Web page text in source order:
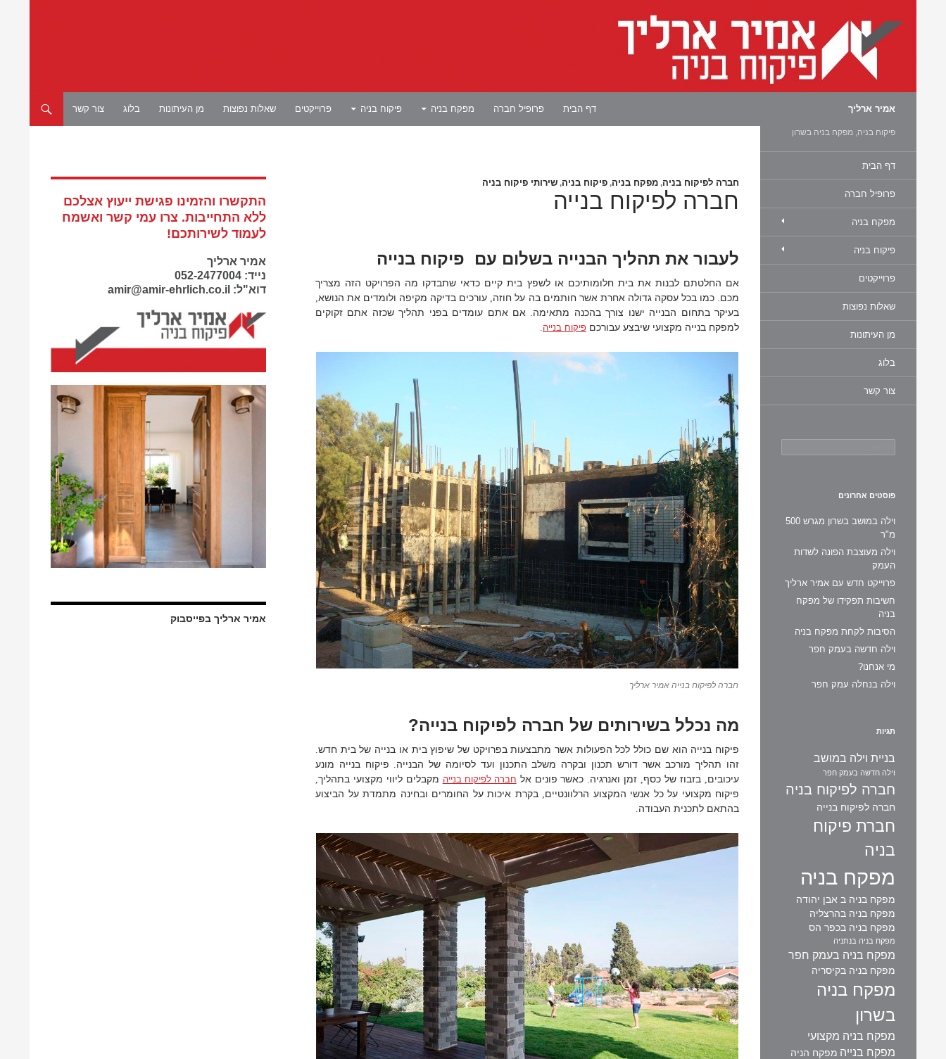
אמיר ארליך
דף הבית
פרופיל חברה מפקח בניה פיקוח בניה פרוייקטים שאלות נפוצות מן העיתונות בלוג צור קשר
חברה לפיקוח בניה, מפקח בניה, פיקוח בניה, שירותי פיקוח בניה
חברה לפיקוח בנייה
לעבור את תהליך הבנייה בשלום עם פיקוח בנייה
אם החלטתם לבנות את בית חלומותיכם או לשפץ בית קיים כדאי שתבדקו מה הפרויקט הזה מצריך
מכם.כמו בכל עסקה גדולה אחרת אשר חותמים בה על חוזה, עורכים בדיקה מקיפה ולומדים את הנושא,
בעיקר בתחום הבנייה ישנו צורך בהכנה מתאימה. אם אתם עומדים בפני תהליך שכזה אתם זקוקים
למפקח בנייה מקצועי שיבצע עבורכם פיקוח בנייה.
חברה לפיקוח בנייה אמיר ארליך
מה נכלל בשירותים של חברה לפיקוח בנייה?
פיקוח בנייה הוא שם כולל לכל הפעולות אשר מתבצעות בפרויקט של שיפוץ בית או בנייה של בית חדש.
זהו תהליך מורכב אשר דורש תכנון ובקרה משלב התכנון ועד לסיומה של הבנייה. פיקוח בנייה מונע
עיכובים, בזבוז של כסף, זמן ואנרגיה. כאשר פונים אל חברה לפיקוח בנייה מקבלים ליווי מקצועי בתהליך,
פיקוח מקצועי על כל אנשי המקצוע הרלוונטיים,בקרת איכות על החומרים ובחינה מתמדת על הביצוע
בהתאם לתכנית העבודה.
התקשרו והזמינו פגישת ייעוץ אצלכם
ללא התחייבות. צרו עמי קשר ואשמח
לעמוד לשירותכם!
אמיר ארליך
נייד: 052-2477004
דוא"ל: amir@amir-ehrlich.co.il
אמיר ארליך בפייסבוק
פיקוח בניה, מפקח בניה בשרון
דף הבית
פרופיל חברה
מפקח בניה
פיקוח בניה
פרוייקטים
שאלות נפוצות
מן העיתונות
בלוג
צור קשר
פוסטים אחרונים
וילה במושב בשרון מגרש 500
מ"ר
וילה מעוצבת הפונה לשדות
העמק
פרוייקט חדש עם אמיר ארליך
חשיבות תפקידו של מפקח
בניה
הסיבות לקחת מפקח בניה
וילה חדשה בעמק חפר
מי אנחנו?
וילה בנחלה עמק חפר
תגיות
בניית וילה במושב
וילה חדשה בעמק חפר
חברה לפיקוח בניה
חברה לפיקוח בנייה
חברת פיקוח
בניה
מפקח בניה
מפקח בניה ב אבן יהודה
מפקח בניה בהרצליה
מפקח בניה בכפר הס
מפקח בניה בנתניה
מפקח בניה בעמק חפר
מפקח בניה בקיסריה
מפקח בניה
בשרון
מפקח בניה מקצועי
מפקח בנייה מפקח הניה